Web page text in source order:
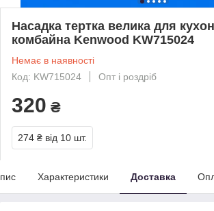
Насадка тертка велика для
комбайна Kenwood KW715024
Немає в наявності
Код: KW715024
Опт і роздріб
320 ₴
274 ₴ від 10 шт.
Характеристики Доставка